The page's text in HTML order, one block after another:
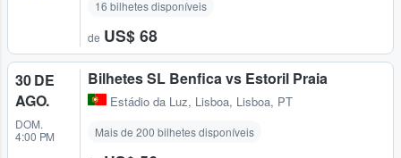
16 bilhetes disponíveis
de US$ 68
30 DE
AGO.
DOM.
4:00 PM
Bilhetes SL Benfica vs Estoril Praia
Estádio da Luz, Lisboa, Lisboa, PT
Mais de 200 bilhetes disponíveis